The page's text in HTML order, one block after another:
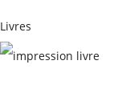
Livres